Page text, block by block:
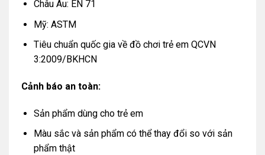
Châu Âu: EN 71
Mỹ: ASTM
Tiêu chuẩn quốc gia về đồ chơi trẻ em QCVN
3:2009/BKHCN
Cảnh báo an toàn:
Sản phẩm dùng cho trẻ em
Màu sắc và sản phẩm có thể thay đổi so với sản
phẩm thật